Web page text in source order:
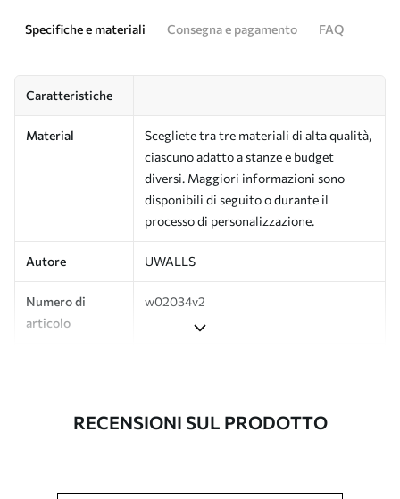
Specifiche e materiali Consegna e pagamento FAQ
Caratteristiche
Material
Scegliete tra tre materiali di alta qualità,
ciascuno adatto a stanze e budget
diversi. Maggiori informazioni sono
disponibili di seguito o durante il
processo di personalizzazione.
Autore UWALLS
Numero di
articolo
w02034v2
RECENSIONI SUL PRODOTTO